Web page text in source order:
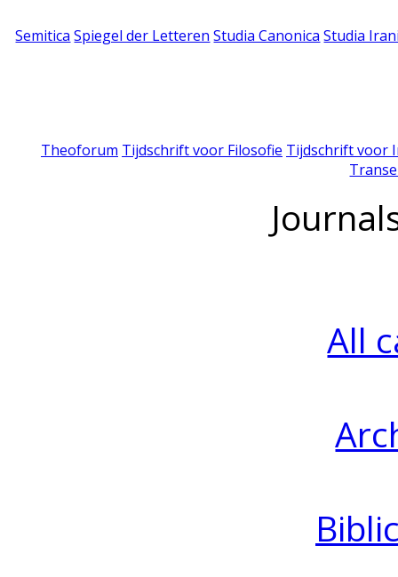
Semitica Spiegel der Letteren Studia Canonica Studia
Theoforum Tijdschrift voor Filosofie Tijdschrift voor
All